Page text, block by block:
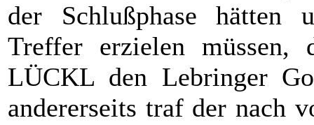
der Schlußphase hätten
Treffer erzielen müssen,
LÜCKL den Lebringer
andererseits traf der nach